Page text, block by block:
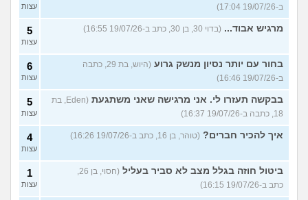
ב-19/07/26 17:04)
עצות
מרגיש אבוד... (בדוי 30, בן 30, כתב ב-19/07/26 16:55) 5
עצות
בחור עם יותר נסיון מנשק גרוע
(היוש, בת 29, כתבה
ב-19/07/26 16:46)
6
עצות
בבקשה תעזרו לי. אני מרגישה שאני משתגעת
(Eden, בת
18, כתבה ב-19/07/26 16:37)
5
עצות
איך להכיר חברים? (טוהר, בן 16, כתב ב-19/07/26 16:26) 4
עצות
ביטול חוזה בגלל מצב לא סביר בעליל
כתב ב-19/07/26 16:15)
1
עצות